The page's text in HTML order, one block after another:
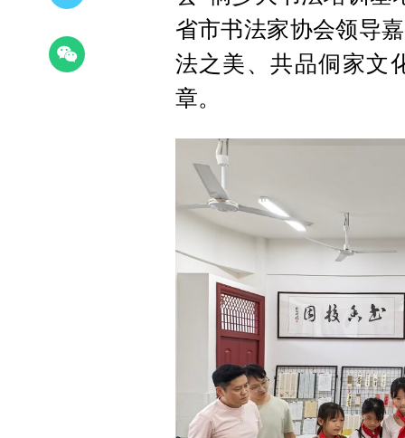
省市书法家协会领导
法之美、共品侗家文
章。